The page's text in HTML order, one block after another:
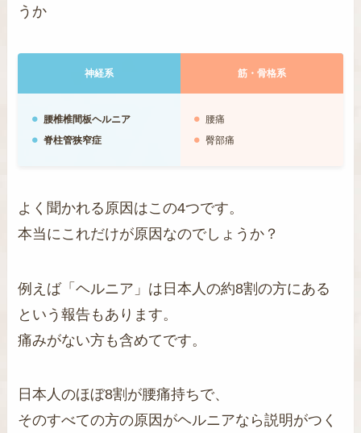
うか
神経系 筋・骨格系
腰椎椎間板ヘルニア
脊柱管狭窄症
腰痛
臀部痛
よく聞かれる原因はこの4つです。
本当にこれだけが原因なのでしょうか？
例えば「ヘルニア」は日本人の約8割の方にある
という報告もあります。
痛みがない方も含めてです。
日本人のほぼ8割が腰痛持ちで、
そのすべての方の原因がヘルニアなら説明がつく